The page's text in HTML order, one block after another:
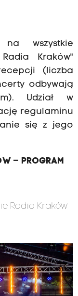
wszystkie
Kraków"
(liczba
odbywają
Udział w
regulaminu
się z jego
– PROGRAM
Radia Kraków